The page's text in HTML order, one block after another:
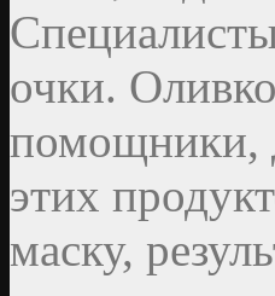
очки.
помощники,
этих
маску,